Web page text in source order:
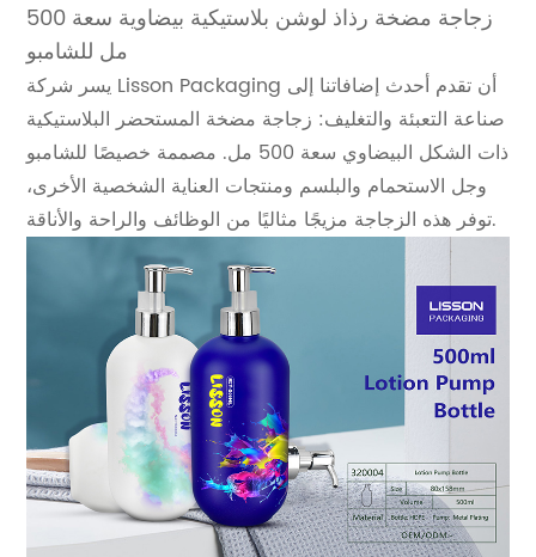
زجاجة مضخة رذاذ لوشن بلاستيكية بيضاوية سعة 500
مل للشامبو
يسر شركة Lisson Packaging أن تقدم أحدث إضافاتنا إلى
صناعة التعبئة والتغليف: زجاجة مضخة المستحضر البلاستيكية
ذات الشكل البيضاوي سعة 500 مل. مصممة خصيصًا للشامبو
وجل الاستحمام والبلسم ومنتجات العناية الشخصية الأخرى،
توفر هذه الزجاجة مزيجًا مثاليًا من الوظائف والراحة والأناقة.